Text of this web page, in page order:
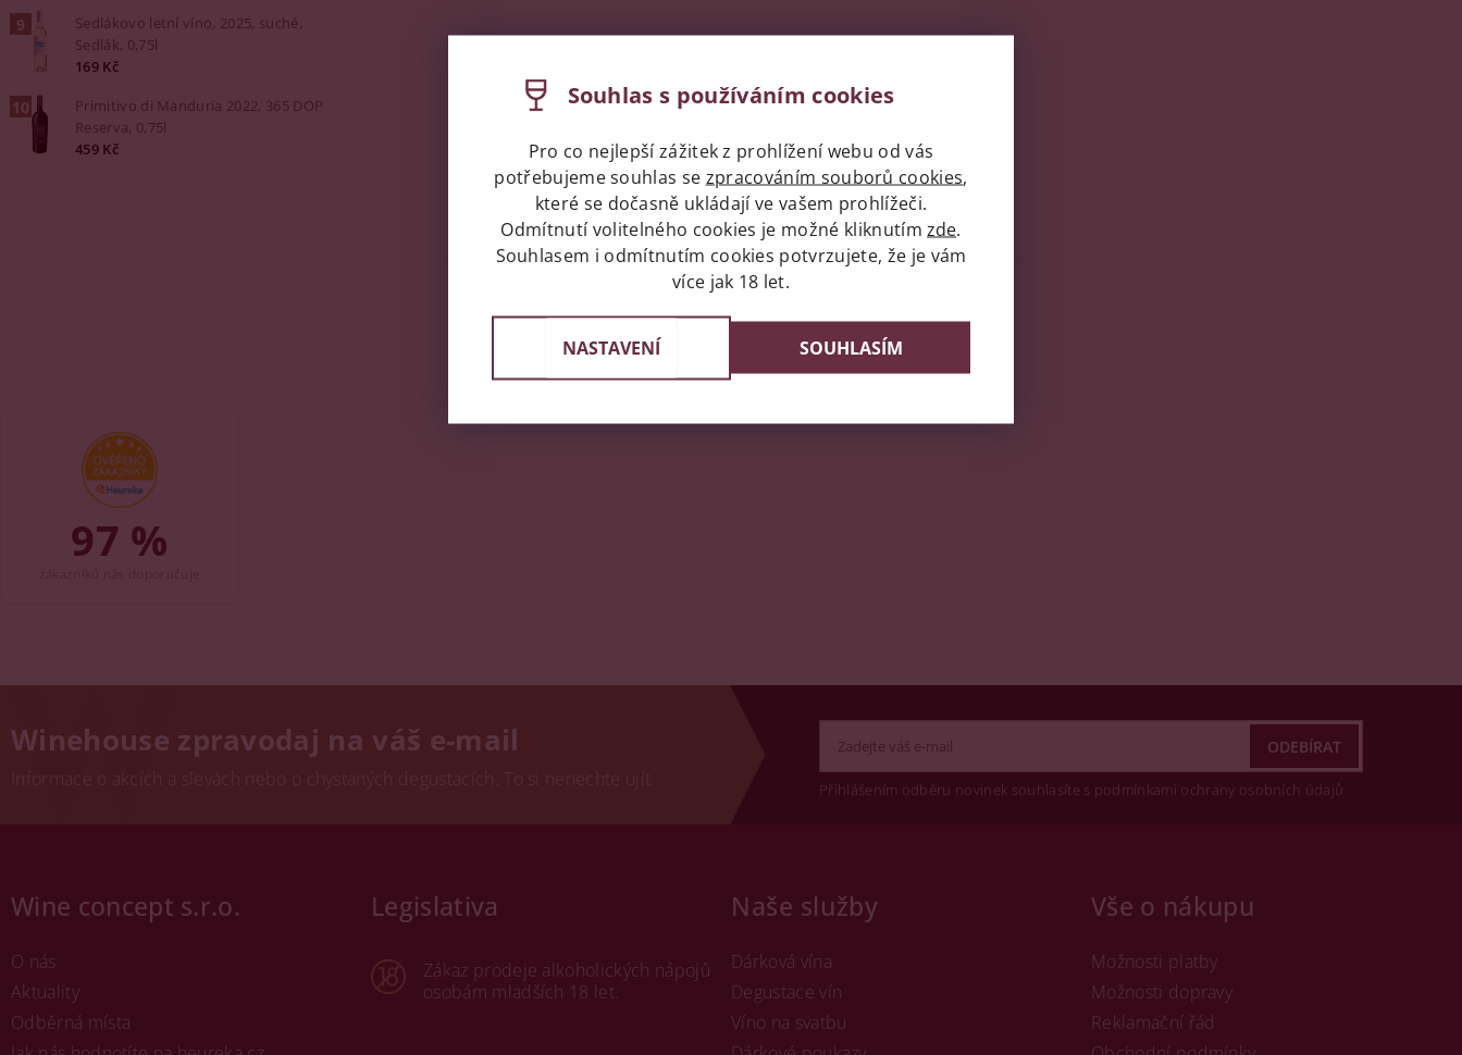
Sedlákovo letní víno, 2025, suché,
Sedlák, 0,75l
169 Kč
Primitivo di Manduria 2022, 365 DOP
Reserva, 0,75l
459 Kč
Jak nás hodnotíte
97 %
Winehouse zpravodaj na váš e-mail
Informace o akcích a slevách nebo o chystaných degustacích. To si nenechte ujít. Přihlášením odběru novinek souhlasíte s podmínkami ochrany osobních údajů
Wine concept s.r.o.
O nás
Aktuality
Odběrná místa
Legislativa
Zákaz prodeje alkoholických nápojů
osobám mladších 18 let.
Naše služby
Dárková vína
Degustace vín
Víno na svatbu
Vše o nákupu
Možnosti platby
Možnosti dopravy
Reklamační řád
Souhlas s používáním cookies
Pro co nejlepší zážitek z prohlížení webu od vás
potřebujeme souhlas se zpracováním souborů cookies,
které se dočasně ukládají ve vašem prohlížeči.
Odmítnutí volitelného cookies je možné kliknutím zde.
Souhlasem i odmítnutím cookies potvrzujete, že je vám
více jak 18 let.
NASTAVENÍ SOUHLASÍM